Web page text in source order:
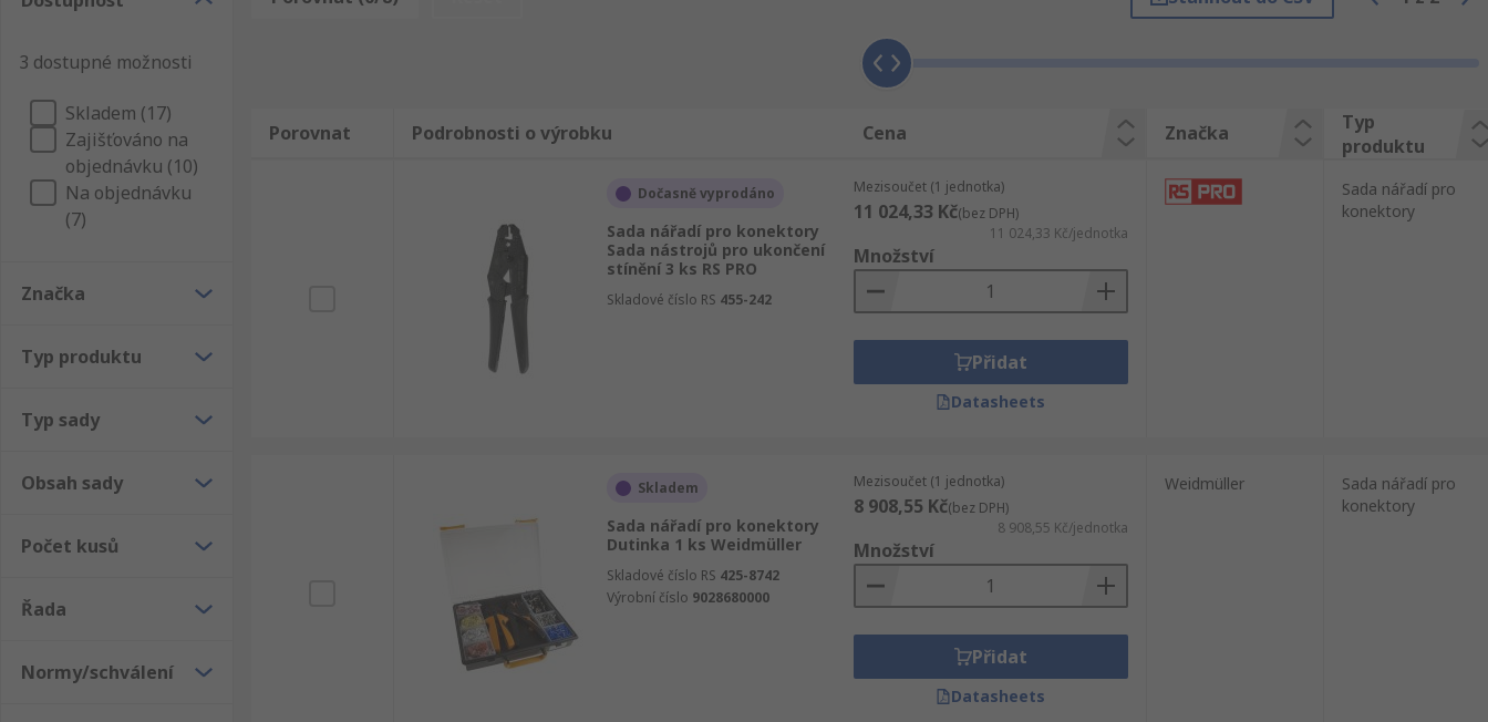
než 100.000 stran technických dat a podpory pro všechny Sady nářadí pro konektory výrobky, jejich používání stejně jako bezpečnostní rady a opatření.
Zákazníci s obchodním účtem se u nás mohou těšit z výhod jako je dodávka dostupného zboží jako jsou Sady nářadí pro konektory do druhého dne.
Samozřejmě myslíme na bezpečnost a všechny Sady nářadí pro konektory jsou od důvěryhodných výrobců a dodavatelů. Distribuujeme Nářadí
a příslušenství pro konektory a Sady nářadí pro konektory. Informace ohledně údržby a užití konzultujeme profesionální inženýry. Obrázek a krátký profil
Vám představí každý produkt, abyste přesně věděli, za co platíte ještě než dokončíte objednávku online.
3 dostupné možnosti
Skladem (17)
Zajišťováno na
objednávku (10)
Na objednávku
(7)
Značka
Typ produktu
Typ sady
Obsah sady
Počet kusů
Řada
Normy/schválení
Porovnat Podrobnosti o výrobku Cena Značka
Typ
produktu
Dočasně vyprodáno
Sada nářadí pro konektory
Sada nástrojů pro ukončení
stínění 3 ks RS PRO
Skladové číslo RS 455-242
Mezisoučet (1 jednotka)
11 024,33 Kč(bez DPH)
11 024,33 Kč/jednotka
Množství
Přidat
Datasheets
Sada nářadí pro
konektory
Skladem
Sada nářadí pro konektory
Dutinka 1 ks Weidmüller
Skladové číslo RS 425-8742
Výrobní číslo 9028680000
Mezisoučet (1 jednotka)
8 908,55 Kč(bez DPH)
8 908,55 Kč/jednotka
Množství
Přidat
Datasheets
Weidmüller
Sada nářadí pro
konektory